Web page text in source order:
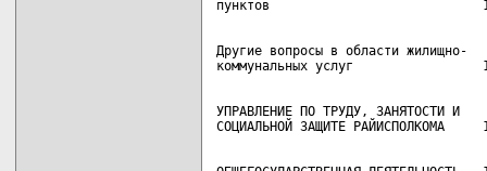
Другие вопросы в области жилищно-
УПРАВЛЕНИЕ ПО ТРУДУ, ЗАНЯТОСТИ И